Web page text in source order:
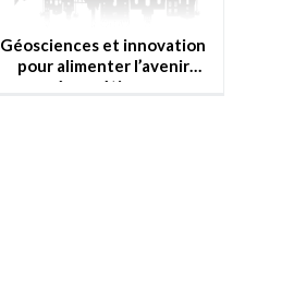
Géosciences et innovation
pour alimenter l’avenir
énergétique